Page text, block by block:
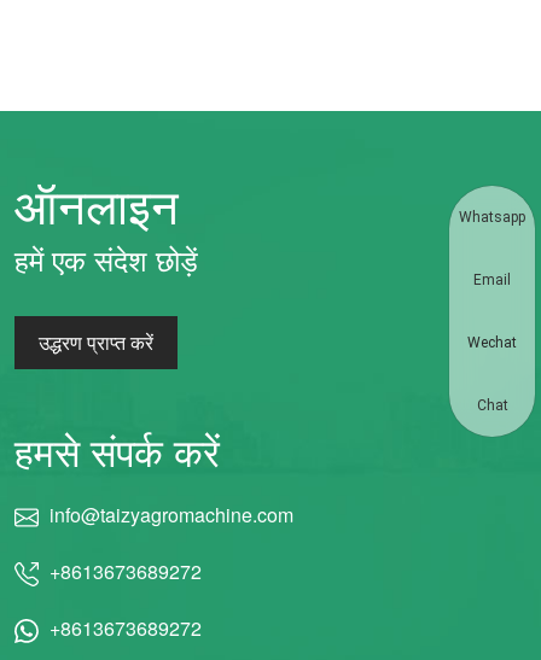
ऑनलाइन
हमें एक संदेश छोड़ें
उद्धरण प्राप्त करें
हमसे संपर्क करें
info@taizyagromachine.com
+8613673689272
+8613673689272
Whatsapp
Email
Wechat
Chat